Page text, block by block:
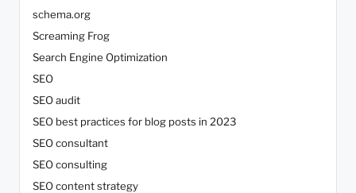
schema.org
Screaming Frog
Search Engine Optimization
SEO
SEO audit
SEO best practices for blog posts in 2023
SEO consultant
SEO consulting
SEO content strategy